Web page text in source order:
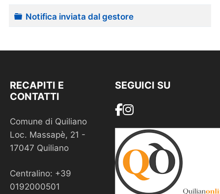
Cartella
Notifica inviata dal gestore
RECAPITI E
CONTATTI
Comune di Quiliano
Loc. Massapè, 21 -
17047 Quiliano
Centralino: +39
0192000501
SEGUICI SU